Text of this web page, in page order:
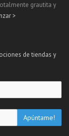
grautita y
>
de tiendas y